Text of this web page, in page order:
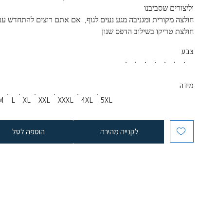
וליצורים שסביבנו
חולצה מקורית ומגניבה מגע נעים לגוף,  אם אתם רוצים להתחדש
חולצת טריקו בשילוב הדפס שנון
צבע
L XL XXL XXXL 4XL 5XL
מידה
הוספה לסל לקנייה מהירה